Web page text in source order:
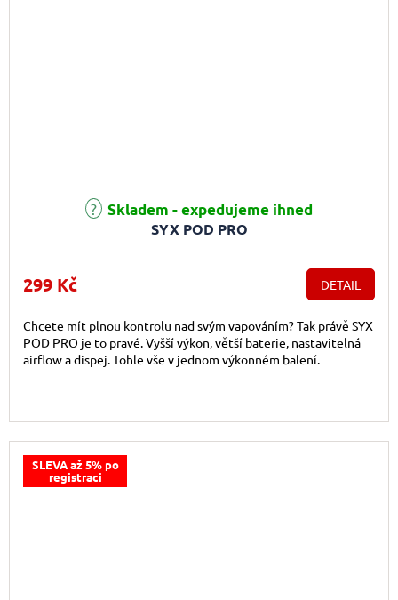
SYX POD PRO
Skladem - expedujeme ihned
299 Kč DETAIL
Chcete mít plnou kontrolu nad svým vapováním? Tak právě SYX
POD PRO je to pravé. Vyšší výkon, větší baterie, nastavitelná
airflow a dispej. Tohle vše v jednom výkonném balení.
SLEVA až 5% po
registraci